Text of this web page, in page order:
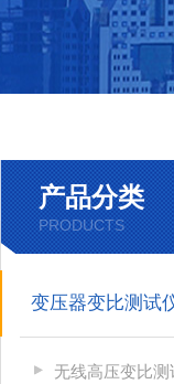
产品分类
PRODUCTS
变压器变比测试
无线高压变比测